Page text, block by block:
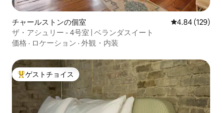
チャールストンの個室 レビュー129
4.84 (129)
ザ・アシュリー - 4号室 | ベランダスイート
価格 · ロケーション · 外観・内装
大好評のゲストチョイスです。
ゲストチョイス